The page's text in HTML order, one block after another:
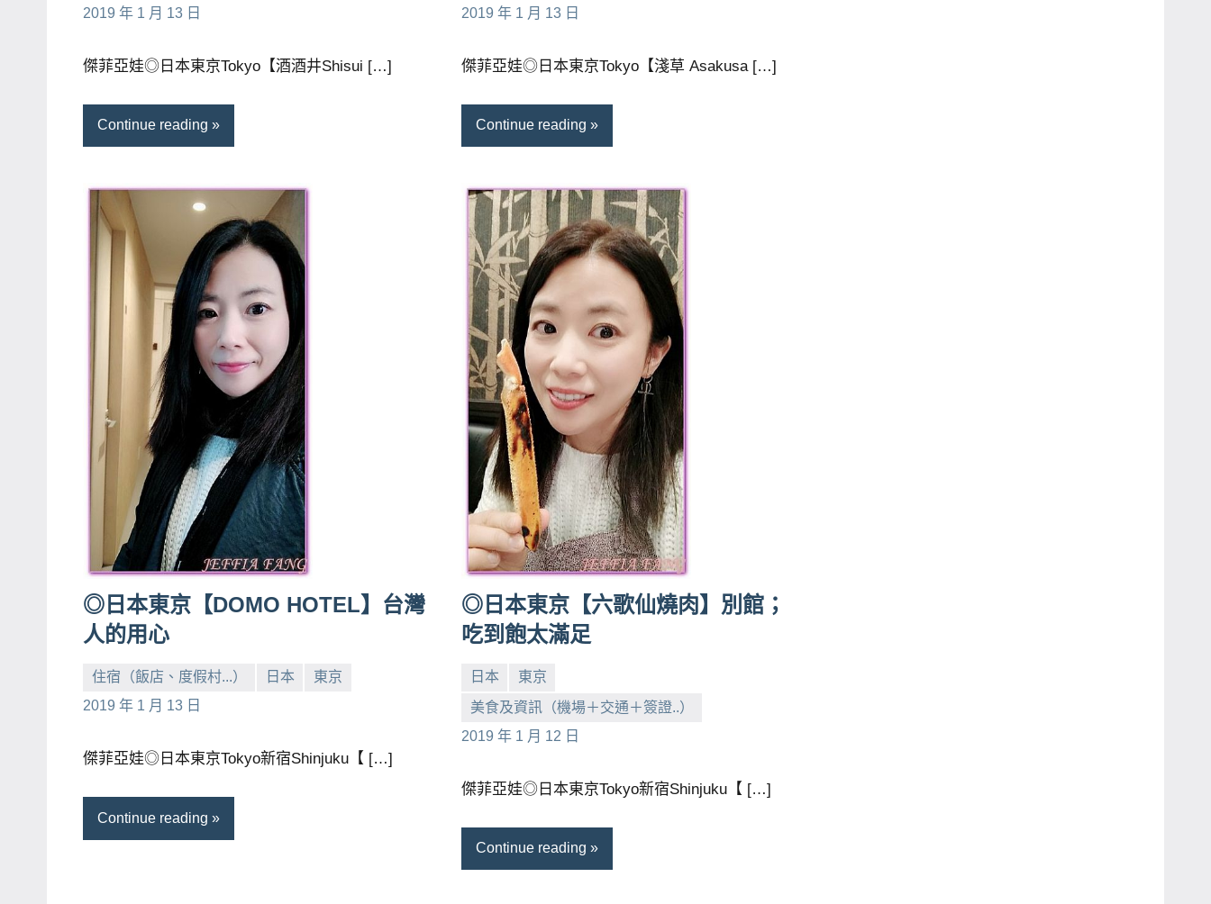
部
客
誌
欄、
人
象。
2019 年 1 月 13 日
小
No
傑菲亞娃◎日本東京Tokyo【酒酒井Shisui […]
Continue reading
2019 年 1 月 13 日
小
No
傑菲亞娃◎日本東京Tokyo【淺草 Asakusa […]
Continue reading
◎日本東京【DOMO HOTEL】台灣
人的用心
住宿（飯店、度假村...） 日本
東京
2019 年 1 月 13 日
小
No
傑菲亞娃◎日本東京Tokyo新宿Shinjuku【 […]
Continue reading
◎日本東京【六歌仙燒肉】別館；
吃到飽太滿足
日本
東京
美食及資訊（機場＋交通＋簽證..）
2019 年 1 月 12 日
小
芳
No
comments
傑菲亞娃◎日本東京Tokyo新宿Shinjuku【 […]
Continue reading